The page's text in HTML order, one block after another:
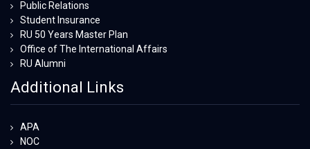
Public Relations
Student Insurance
RU 50 Years Master Plan
Office of The International Affairs
RU Alumni
Additional Links
APA
NOC